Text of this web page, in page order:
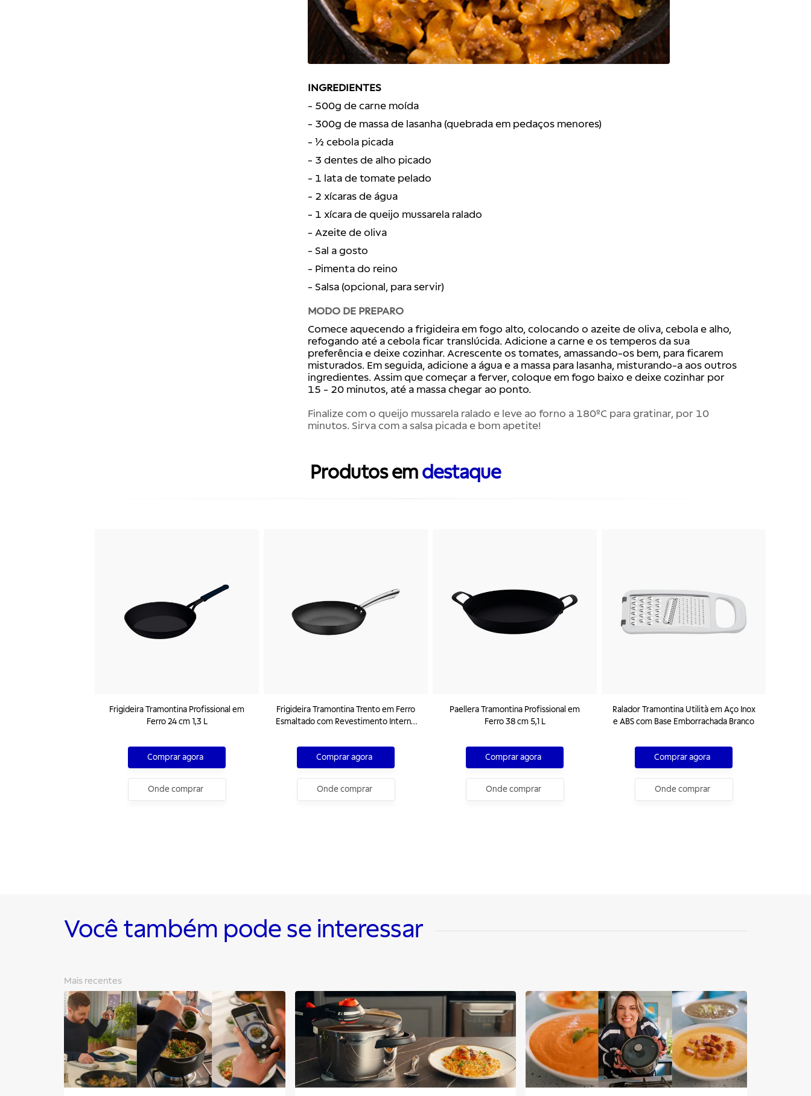
INGREDIENTES
- 500g de carne moída
- 300g de massa de lasanha (quebrada em pedaços menores)
- ½ cebola picada
- 3 dentes de alho picado
- 1 lata de tomate pelado
- 2 xícaras de água
- 1 xícara de queijo mussarela ralado
- Azeite de oliva
- Sal a gosto
- Pimenta do reino
MODO DE PREPARO
Comece aquecendo a frigideira em fogo alto, colocando o azeite de oliva, cebola e alho,
refogando até a cebola ficar translúcida. Adicione a carne e os temperos da sua
preferência e deixe cozinhar. Acrescente os tomates, amassando-os bem, para ficarem
misturados. Em seguida, adicione a água e a massa para lasanha, misturando-a aos outros
ingredientes. Assim que começar a ferver, coloque em fogo baixo e deixe cozinhar por
Finalize com o queijo mussarela ralado e leve ao forno a 180ºC para gratinar, por 10
minutos. Sirva com a salsa picada e bom apetite!
Produtos em destaque
Frigideira Tramontina Profissional em
Ferro 24 cm 1,3 L
Comprar agora
Onde comprar
Frigideira Tramontina Trento em Ferro
Esmaltado com Revestimento Interno
cm 3 L
Comprar agora
Onde comprar
Paellera Tramontina Profissional em
Ferro 38 cm 5,1 L
Comprar agora
Onde comprar
Ralador Tramontina Utilità em Aço Inox
e ABS com Base Emborrachada Branco
Comprar agora
Onde comprar
Você também pode se interessar
Mais recentes